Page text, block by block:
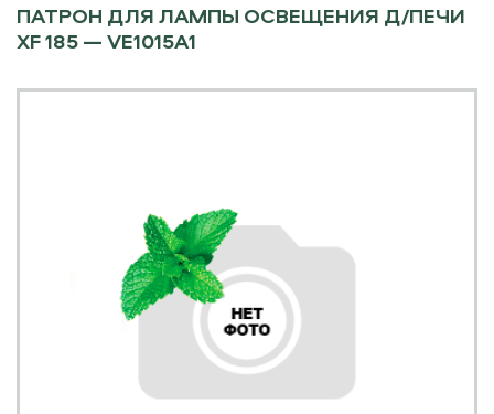
ПАТРОН ДЛЯ ЛАМПЫ ОСВЕЩЕНИЯ Д/ПЕЧИ
XF 185 — VE1015A1